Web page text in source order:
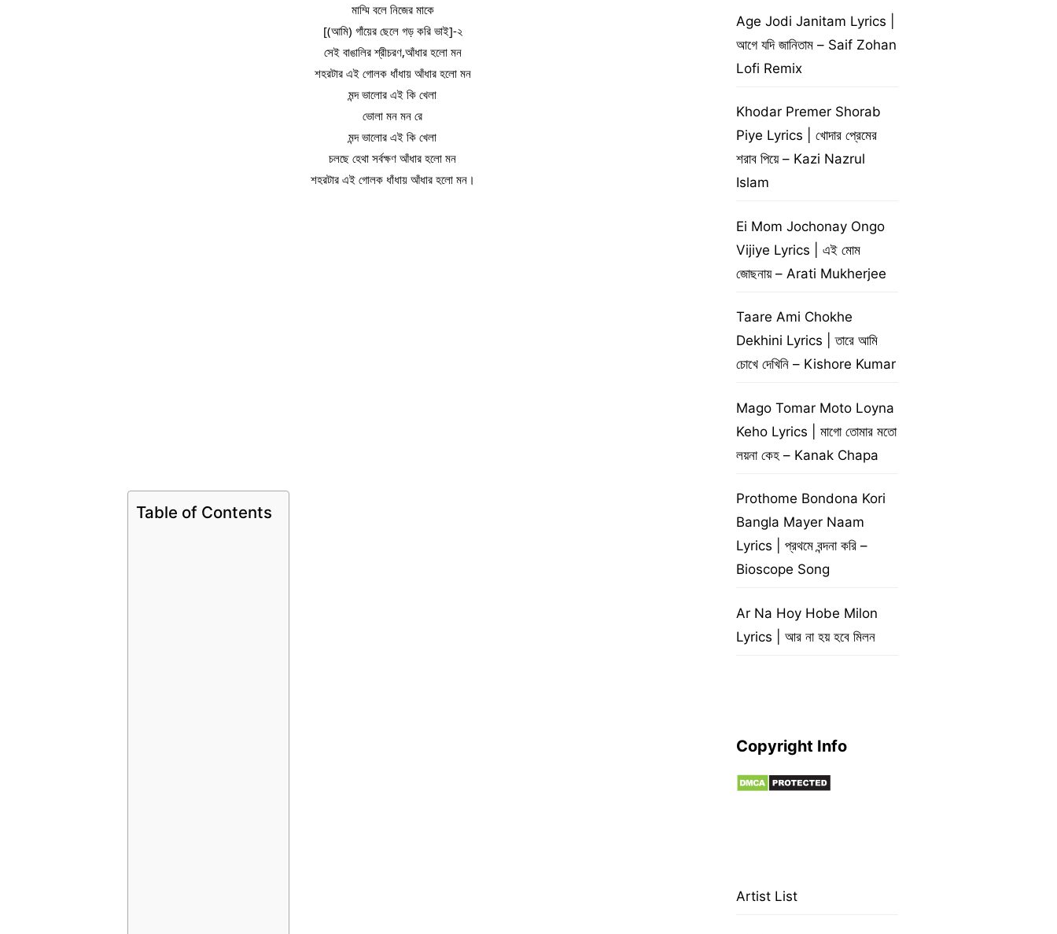
মাম্মি বলে নিজের মাকে
[(আমি) গাঁয়ের ছেলে গ​ড় করি ভাই]-২
সেই বাঙালির শ্রীচরণ,আঁধার হলো মন
শহরটার এই গোলক ধাঁধায় আঁধার হলো মন
মন্দ ভালোর এই কি খেলা
ভোলা মন মন রে
মন্দ ভালোর এই কি খেলা
চলছে হেথা সর্বক্ষণ আঁধার হলো মন
শহরটার এই গোলক ধাঁধায় আঁধার হলো মন।
Table of Contents
Age Jodi Janitam Lyrics |
আগে যদি জানিতাম – Saif Zohan
Lofi Remix
Khodar Premer Shorab
Piye Lyrics | খোদার প্রেমের
শরাব পিয়ে – Kazi Nazrul
Islam
Ei Mom Jochonay Ongo
Vijiye Lyrics | এই মোম
জোছনায় – Arati Mukherjee
Taare Ami Chokhe
Dekhini Lyrics | তারে আমি
চোখে দেখিনি – Kishore Kumar
Mago Tomar Moto Loyna
Keho Lyrics | মাগো তোমার মতো
লয়না কেহ – Kanak Chapa
Prothome Bondona Kori
Bangla Mayer Naam
Lyrics | প্রথমে বন্দনা করি –
Bioscope Song
Ar Na Hoy Hobe Milon
Lyrics | আর না হয় হবে মিলন
Copyright Info
Artist List